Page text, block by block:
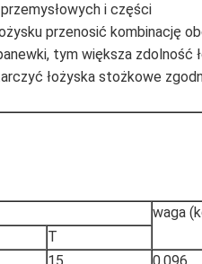
i części
przenosić kombinację
tym większa zdolność
łożyska stożkowe
waga
T